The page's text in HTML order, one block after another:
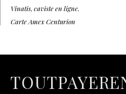
Vinatis, caviste en ligne.
Carte Amex Centurion